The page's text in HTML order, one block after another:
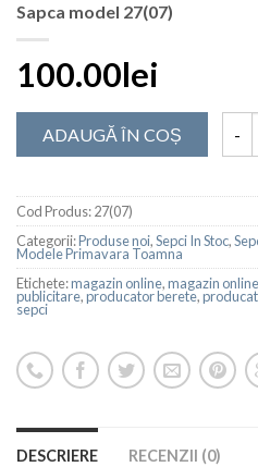
Sapca model 27(07)
100.00lei
ADAUGĂ ÎN COȘ
Cod Produs:27(07)
Categorii:Produse noi,Sepci In Stoc,
Modele Primavara Toamna
Etichete:magazin online,magazin
publicitare,producator berete,
sepci
DESCRIERE RECENZII (0)